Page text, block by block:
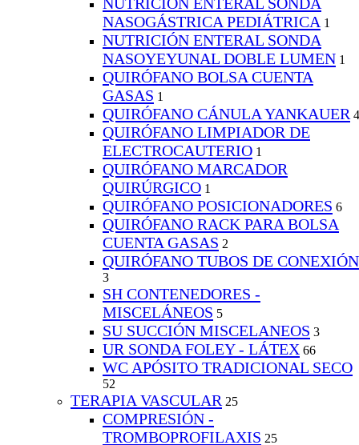
NASOGÁSTRICA PEDIÁTRICA 1
NUTRICIÓN ENTERAL SONDA
NASOYEYUNAL DOBLE LUMEN 1
QUIRÓFANO BOLSA CUENTA
GASAS 1
QUIRÓFANO CÁNULA YANKAUER 4
QUIRÓFANO LIMPIADOR DE
ELECTROCAUTERIO 1
QUIRÓFANO MARCADOR
QUIRÚRGICO 1
QUIRÓFANO POSICIONADORES 6
QUIRÓFANO RACK PARA BOLSA
CUENTA GASAS 2
QUIRÓFANO TUBOS DE CONEXIÓN
3
SH CONTENEDORES -
MISCELÁNEOS 5
SU SUCCIÓN MISCELANEOS 3
UR SONDA FOLEY - LÁTEX 66
WC APÓSITO TRADICIONAL SECO
52
TERAPIA VASCULAR 25
COMPRESIÓN -
TROMBOPROFILAXIS 25